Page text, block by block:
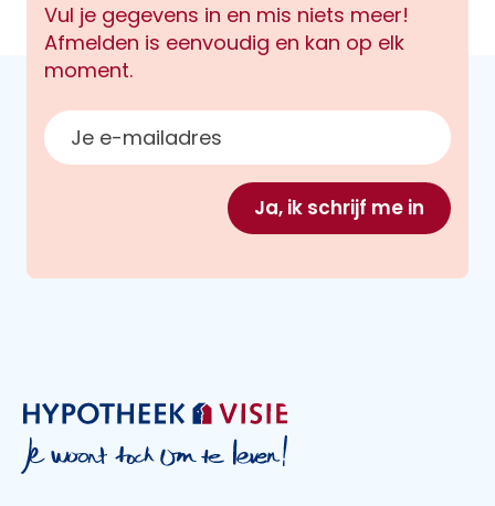
Vul je gegevens in en mis niets meer!
Afmelden is eenvoudig en kan op elk
moment.
E-mailadres
Ja, ik schrijf me in